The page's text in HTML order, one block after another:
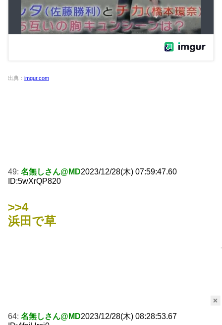
×
出典： imgur.com
49: 名無しさん@MD2023/12/28(木) 07:59:47.60
ID:5wXrQP820
>>4
浜田で草
64: 名無しさん@MD2023/12/28(木) 08:28:53.67